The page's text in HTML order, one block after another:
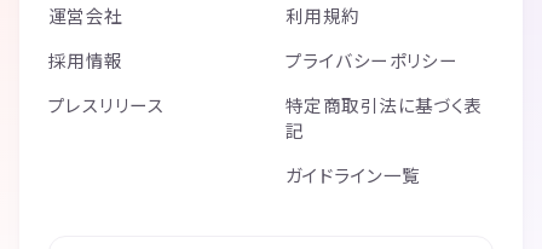
運営会社
採用情報
プレスリリース
利用規約
プライバシーポリシー
特定商取引法に基づく表
記
ガイドライン一覧